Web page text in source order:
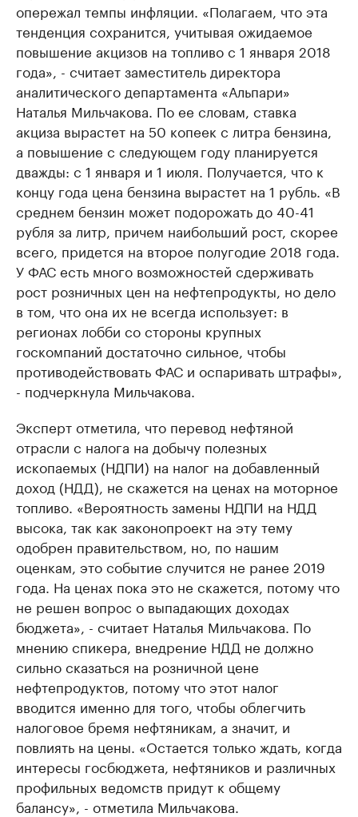
опережал темпы инфляции. «Полагаем, что эта
тенденция сохранится, учитывая ожидаемое
повышение акцизов на топливо с 1 января 2018
года», - считает заместитель директора
аналитического департамента «Альпари»
Наталья Мильчакова. По ее словам, ставка
акциза вырастет на 50 копеек с литра бензина,
а повышение с следующем году планируется
дважды: с 1 января и 1 июля. Получается, что к
концу года цена бензина вырастет на 1 рубль. «В
среднем бензин может подорожать до 40-41
рубля за литр, причем наибольший рост, скорее
всего, придется на второе полугодие 2018 года.
У ФАС есть много возможностей сдерживать
рост розничных цен на нефтепродукты, но дело
в том, что она их не всегда использует: в
регионах лобби со стороны крупных
госкомпаний достаточно сильное, чтобы
противодействовать ФАС и оспаривать штрафы»,
- подчеркнула Мильчакова.
Эксперт отметила, что перевод нефтяной
отрасли с налога на добычу полезных
ископаемых (НДПИ) на налог на добавленный
доход (НДД), не скажется на ценах на моторное
топливо. «Вероятность замены НДПИ на НДД
высока, так как законопроект на эту тему
одобрен правительством, но, по нашим
оценкам, это событие случится не ранее 2019
года. На ценах пока это не скажется, потому что
не решен вопрос о выпадающих доходах
бюджета», - считает Наталья Мильчакова. По
мнению спикера, внедрение НДД не должно
сильно сказаться на розничной цене
нефтепродуктов, потому что этот налог
вводится именно для того, чтобы облегчить
налоговое бремя нефтяникам, а значит, и
повлиять на цены. «Остается только ждать, когда
интересы госбюджета, нефтяников и различных
профильных ведомств придут к общему
балансу», - отметила Мильчакова.